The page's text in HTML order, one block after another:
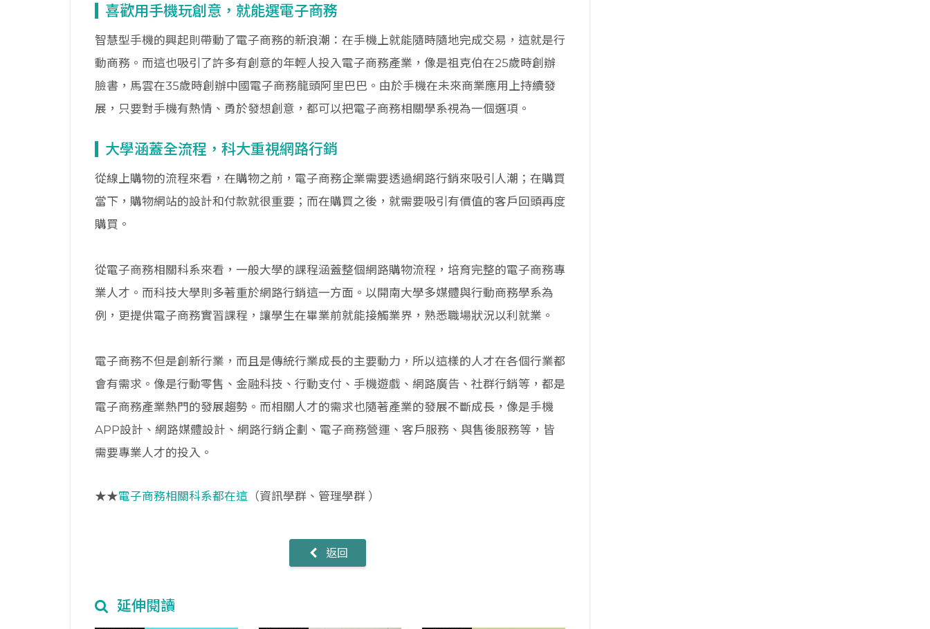
喜歡用手機玩創意，就能選電子商務
智慧型手機的興起則帶動了電子商務的新浪潮：在手機上就能隨時隨地完成交易，這就是行
動商務。而這也吸引了許多有創意的年輕人投入電子商務產業，像是祖克伯在25歲時創辦
臉書，馬雲在35歲時創辦中國電子商務龍頭阿里巴巴。由於手機在未來商業應用上持續發
展，只要對手機有熱情、勇於發想創意，都可以把電子商務相關學系視為一個選項。
大學涵蓋全流程，科大重視網路行銷
從線上購物的流程來看，在購物之前，電子商務企業需要透過網路行銷來吸引人潮；在購買
當下，購物網站的設計和付款就很重要；而在購買之後，就需要吸引有價值的客戶回頭再度
購買。
從電子商務相關科系來看，一般大學的課程涵蓋整個網路購物流程，培育完整的電子商務專
業人才。而科技大學則多著重於網路行銷這一方面。以開南大學多媒體與行動商務學系為
例，更提供電子商務實習課程，讓學生在畢業前就能接觸業界，熟悉職場狀況以利就業。
電子商務不但是創新行業，而且是傳統行業成長的主要動力，所以這樣的人才在各個行業都
會有需求。像是行動零售、金融科技、行動支付、手機遊戲、網路廣告、社群行銷等，都是
電子商務產業熱門的發展趨勢。而相關人才的需求也隨著產業的發展不斷成長，像是手機
APP設計、網路媒體設計、網路行銷企劃、電子商務營運、客戶服務、與售後服務等，皆
需要專業人才的投入。
★★電子商務相關科系都在這 （資訊學群、管理學群 ）
返回
延伸閱讀